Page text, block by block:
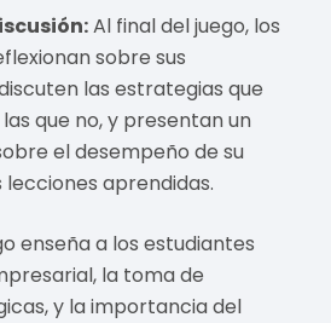
Al final del juego, los
sobre sus
las estrategias que
que no, y presentan un
el desempeño de su
aprendidas.
enseña a los estudiantes
la toma de
y la importancia del